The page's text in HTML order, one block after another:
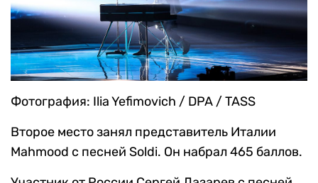
Фотография: Ilia Yefimovich / DPA / TASS
Второе место занял представитель Италии
Mahmood с песней Soldi. Он набрал 465 баллов.